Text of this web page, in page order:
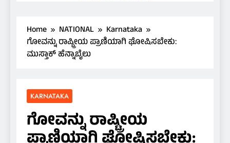
Home NATIONAL
Karnataka
ಗೋವನ್ನು ರಾಷ್ಟ್ರೀಯ ಪ್ರಾಣಿಯಾಗಿ ಘೋಷಿಸಬೇಕು:
ಮುಸ್ತಾಕ್ ಹೆನ್ನಾಬೈಲು
KARNATAKA
ಗೋವನ್ನು ರಾಷ್ಟ್ರೀಯ